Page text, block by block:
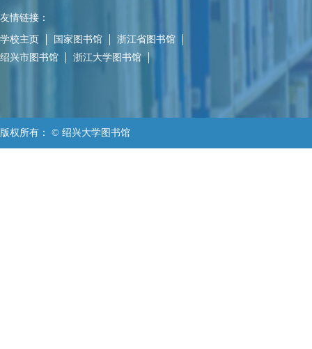
友情链接：
学校主页 国家图书馆
浙江省图书馆
绍兴市图书馆
浙江大学图书馆
版权所有： © 绍兴大学图书馆